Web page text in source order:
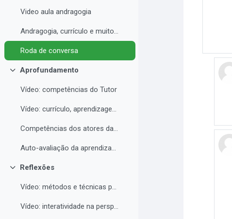
Video aula andragogia
Andragogia, currículo e muito mais
Roda de conversa
Contrair
Aprofundamento
Vídeo: competências do Tutor
Vídeo: currículo, aprendizagem e docência para EAD
Competências dos atores da educação a distância professor, tutor e aluno
Auto-avaliação da aprendizagem
Contrair
Reflexões
Vídeo: métodos e técnicas para EAD
Vídeo: interatividade na perspectiva de Vigotski